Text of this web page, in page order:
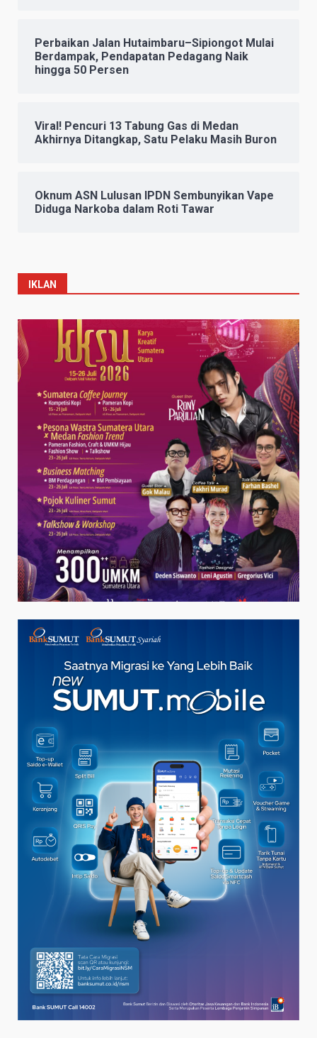
Perbaikan Jalan Hutaimbaru–Sipiongot Mulai
Berdampak, Pendapatan Pedagang Naik
hingga 50 Persen
Viral! Pencuri 13 Tabung Gas di Medan
Akhirnya Ditangkap, Satu Pelaku Masih Buron
Oknum ASN Lulusan IPDN Sembunyikan Vape
Diduga Narkoba dalam Roti Tawar
IKLAN